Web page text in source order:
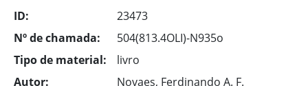
ID:
23473
Nº de chamada:
504(813.4OLI)-N935o
Tipo de material:
livro
Autor:
Novaes, Ferdinando A. F.